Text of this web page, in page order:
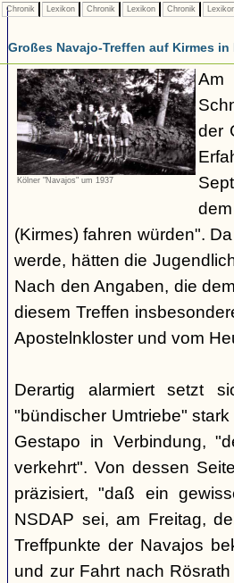
Chronik Lexikon Chronik Lexikon Chronik
Großes Navajo-Treffen auf Kirmes in
Kölner "Navajos" um 1937
Am
der
(Kirmes) fahren würden".
werde, hätten die
Nach den Angaben, die
diesem Treffen
Apostelnkloster und vom
Derartig alarmiert setzt
"bündischer Umtriebe"
Gestapo in Verbindung,
verkehrt". Von dessen
präzisiert, "daß ein
NSDAP sei, am Freitag,
Treffpunkte der Navajos
und zur Fahrt nach